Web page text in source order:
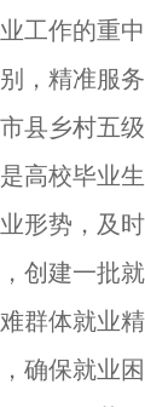
工作的重
，精准服
县乡村五
高校毕业
形势，及
创建一批
群体就业
确保就业